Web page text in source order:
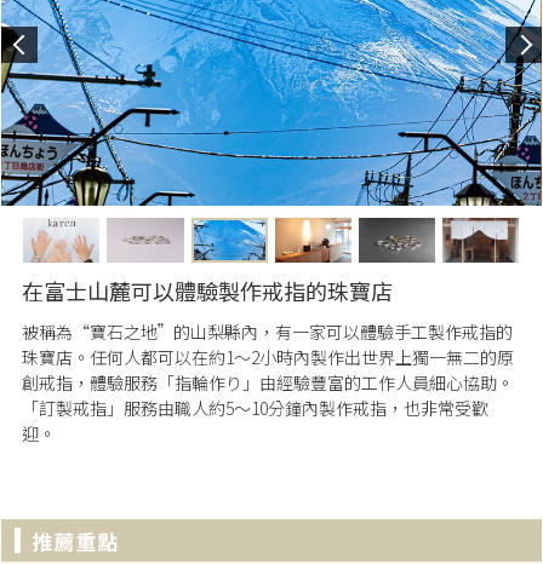
在富士山麓可以體驗製作戒指的珠寶店
被稱為“寶石之地”的山梨縣內，有一家可以體驗手工製作戒指的
珠寶店。任何人都可以在約1～2小時內製作出世界上獨一無二的原
創戒指，體驗服務「指輪作り」由經驗豐富的工作人員細心協助。
「訂製戒指」服務由職人約5～10分鐘內製作戒指，也非常受歡
迎。